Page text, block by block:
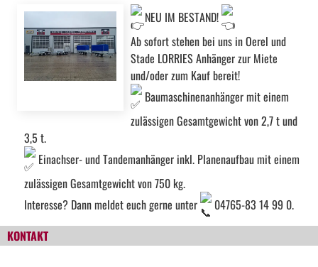
NEU IM BESTAND!
Ab sofort stehen bei uns in Oerel und
Stade LORRIES Anhänger zur Miete
und/oder zum Kauf bereit!
Baumaschinenanhänger mit einem
zulässigen Gesamtgewicht von 2,7 t und
3,5 t.
Einachser- und Tandemanhänger inkl. Planenaufbau mit einem
zulässigen Gesamtgewicht von 750 kg.
Interesse? Dann meldet euch gerne unter
04765-83 14 99 0.
KONTAKT